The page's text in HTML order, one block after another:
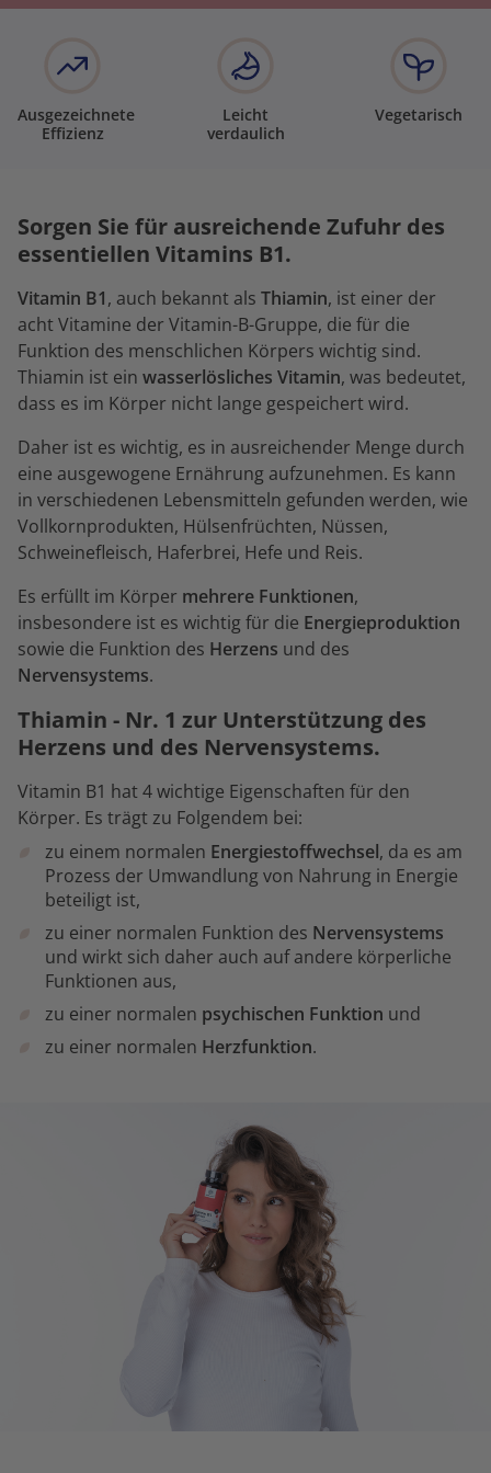
Ausgezeichnete
Effizienz
Leicht
verdaulich
Vegetarisch
Sorgen Sie für ausreichende Zufuhr des
essentiellen Vitamins B1.
Vitamin B1, auch bekannt als Thiamin, ist einer der
acht Vitamine der Vitamin-B-Gruppe, die für die
Funktion des menschlichen Körpers wichtig sind.
Thiamin ist ein wasserlösliches Vitamin, was bedeutet,
dass es im Körper nicht lange gespeichert wird.
Daher ist es wichtig, es in ausreichender Menge durch
eine ausgewogene Ernährung aufzunehmen. Es kann
in verschiedenen Lebensmitteln gefunden werden, wie
Vollkornprodukten, Hülsenfrüchten, Nüssen,
Schweinefleisch, Haferbrei, Hefe und Reis.
Es erfüllt im Körper mehrere Funktionen,
insbesondere ist es wichtig für die Energieproduktion
sowie die Funktion des Herzens und des
Nervensystems.
Thiamin - Nr. 1 zur Unterstützung des
Herzens und des Nervensystems.
Vitamin B1 hat 4 wichtige Eigenschaften für den
Körper. Es trägt zu Folgendem bei:
zu einem normalen Energiestoffwechsel, da es am
Prozess der Umwandlung von Nahrung in Energie
beteiligt ist,
zu einer normalen Funktion des Nervensystems
und wirkt sich daher auch auf andere körperliche
Funktionen aus,
zu einer normalen psychischen Funktion und
zu einer normalen Herzfunktion.